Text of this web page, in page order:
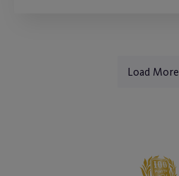
Load More